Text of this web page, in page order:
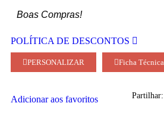
Boas Compras!
POLÍTICA DE DESCONTOS
PERSONALIZAR Ficha Técnica
Adicionar aos favoritos Partilhar: